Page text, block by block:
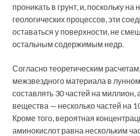
проникать в грунт, и, поскольку на
геологических процессов, эти
оставаться у поверхности, не
остальным содержимым недр.
Согласно теоретическим
межзвездного материала в
составлять 30 частей на миллион,
вещества — несколько частей на
Кроме того, вероятная
аминокислот равна нескольким